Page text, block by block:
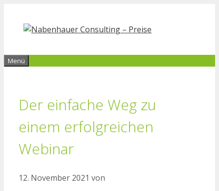
Inhalt
springen
Menü
Der einfache Weg zu
einem erfolgreichen
Webinar
12. November 2021 von